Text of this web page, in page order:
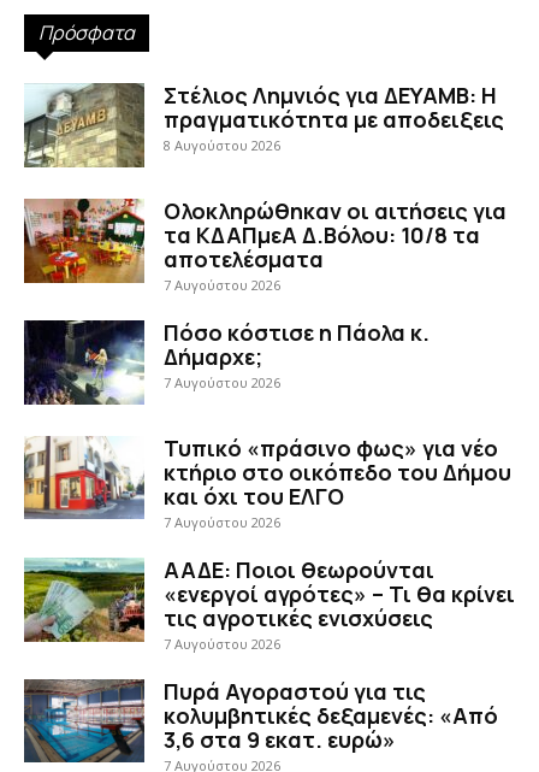
Πρόσφατα
Στέλιος Λημνιός για ΔΕΥΑΜΒ: Η
πραγματικότητα με αποδειξεις
8 Αυγούστου 2026
Ολοκληρώθηκαν οι αιτήσεις για
τα ΚΔΑΠμεΑ Δ.Βόλου: 10/8 τα
αποτελέσματα
7 Αυγούστου 2026
Πόσο κόστισε η Πάολα κ.
Δήμαρχε;
7 Αυγούστου 2026
Τυπικό «πράσινο φως» για νέο
κτήριο στο οικόπεδο του Δήμου
και όχι του ΕΛΓΟ
7 Αυγούστου 2026
ΑΑΔΕ: Ποιοι θεωρούνται
«ενεργοί αγρότες» – Τι θα κρίνει
τις αγροτικές ενισχύσεις
7 Αυγούστου 2026
Πυρά Αγοραστού για τις
κολυμβητικές δεξαμενές: «Από
3,6 στα 9 εκατ. ευρώ»
7 Αυγούστου 2026